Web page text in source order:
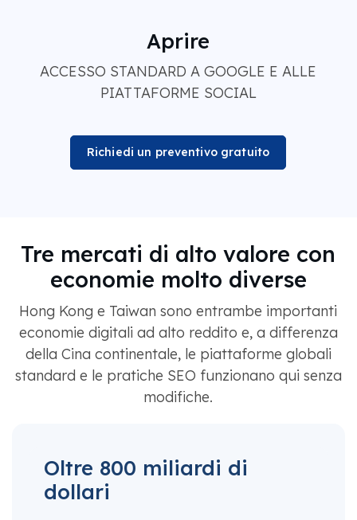
Aprire
ACCESSO STANDARD A GOOGLE E ALLE
PIATTAFORME SOCIAL
Richiedi un preventivo gratuito
Tre mercati di alto valore con
economie molto diverse
Hong Kong e Taiwan sono entrambe importanti
economie digitali ad alto reddito e, a differenza
della Cina continentale, le piattaforme globali
standard e le pratiche SEO funzionano qui senza
modifiche.
Oltre 800 miliardi di
dollari